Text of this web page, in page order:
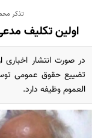
تذکر
اولین تکلیف
در صورت انتشار
تضییع حقوق عمومی
العموم وظیفه دارد.